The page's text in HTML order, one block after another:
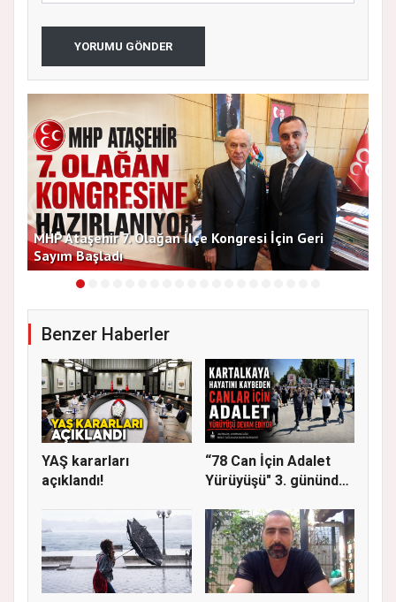
YORUMU GÖNDER
MHP Ataşehir 7. Olağan İlçe Kongresi İçin Geri
Sayım Başladı
Benzer Haberler
YAŞ kararları
açıklandı!
“78 Can İçin Adalet
Yürüyüşü" 3. gününde